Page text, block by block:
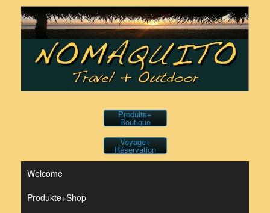
content
Produits+
Boutique
Voyage+
Réservation
Welcome
Produkte+Shop